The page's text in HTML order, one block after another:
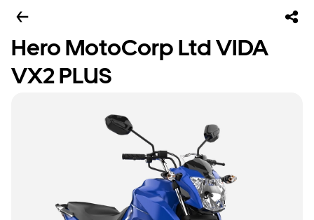
Hero MotoCorp Ltd VIDA
VX2 PLUS